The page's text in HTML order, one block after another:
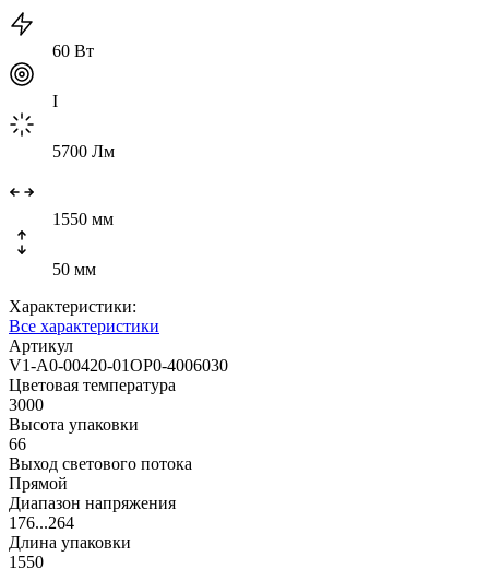
60 Вт
I
5700 Лм
1550 мм
50 мм
Характеристики:
Все характеристики
Артикул
V1-A0-00420-01OP0-4006030
Цветовая температура
3000
Высота упаковки
66
Выход светового потока
Прямой
Диапазон напряжения
176...264
Длина упаковки
1550